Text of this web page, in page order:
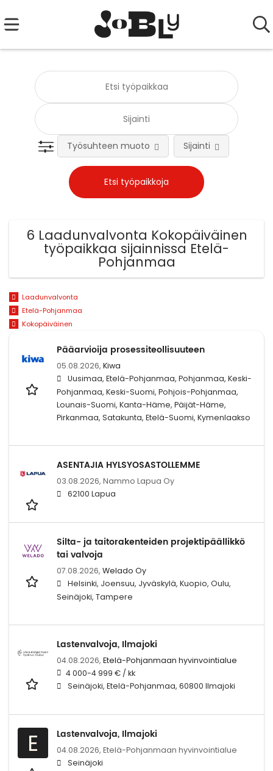
Työsuhteen muoto Sijainti
6 Laadunvalvonta Kokopäiväinen
työpaikkaa sijainnissa Etelä-
Pohjanmaa
Laadunvalvonta
Etelä-Pohjanmaa
Kokopäiväinen
Pääarvioija prosessiteollisuuteen
05.08.2026, Kiwa
Uusimaa, Etelä-Pohjanmaa, Pohjanmaa, Keski-
Pohjanmaa, Keski-Suomi, Pohjois-Pohjanmaa,
Lounais-Suomi, Kanta-Häme, Päijät-Häme,
Pirkanmaa, Satakunta, Etelä-Suomi, Kymenlaakso
ASENTAJIA HYLSYOSASTOLLEMME
03.08.2026, Nammo Lapua Oy
62100 Lapua
Silta- ja taitorakenteiden projektipäällikkö
tai valvoja
07.08.2026, Welado Oy
Helsinki, Joensuu, Jyväskylä, Kuopio, Oulu,
Seinäjoki, Tampere
Lastenvalvoja, Ilmajoki
04.08.2026, Etelä-Pohjanmaan hyvinvointialue
4 000-4 999 € / kk
Seinäjoki, Etelä-Pohjanmaa, 60800 Ilmajoki
E Lastenvalvoja, Ilmajoki
04.08.2026, Etelä-Pohjanmaan hyvinvointialue
Seinäjoki